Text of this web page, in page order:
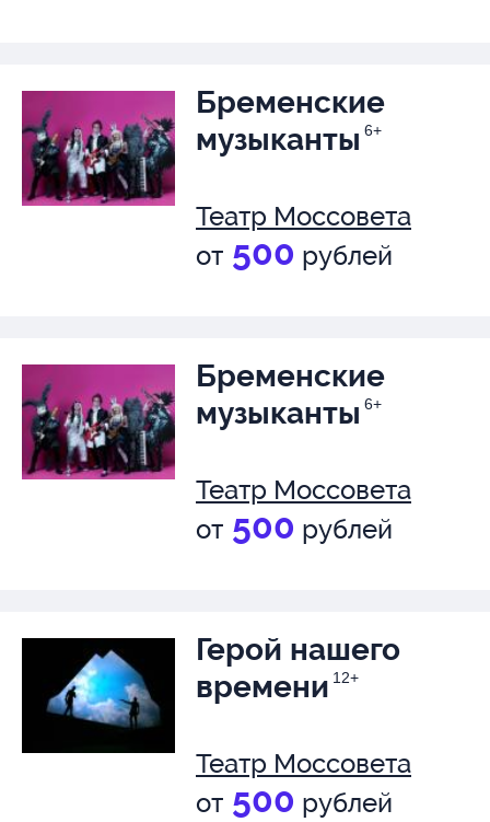
Бременские
музыканты 6+
Театр Моссовета
от 500 рублей
Бременские
музыканты 6+
Театр Моссовета
от 500 рублей
Герой нашего
времени 12+
Театр Моссовета
от 500 рублей